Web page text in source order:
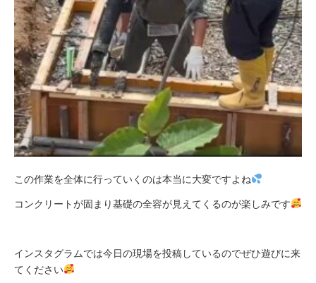
この作業を全体に行っていくのは本当に大変ですよね
コンクリートが固まり基礎の全容が見えてくるのが楽しみです
インスタグラムでは今日の現場を投稿しているのでぜひ遊びに来
てください